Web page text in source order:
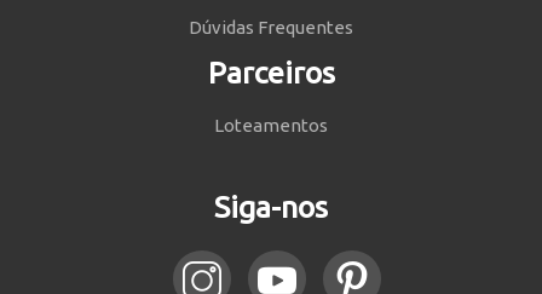
Dúvidas Frequentes
Parceiros
Loteamentos
Siga-nos